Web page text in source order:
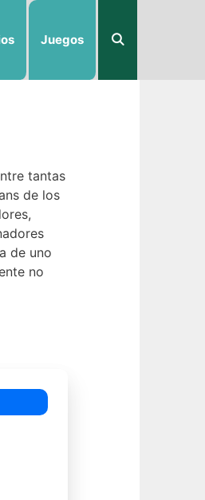
Juegos
tantas
de los
de uno
no